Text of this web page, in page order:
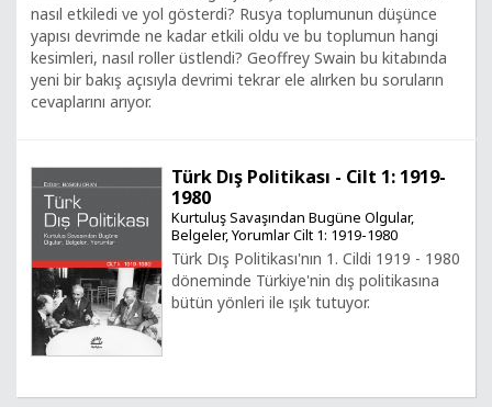
nasıl etkiledi ve yol gösterdi? Rusya toplumunun düşünce
yapısı devrimde ne kadar etkili oldu ve bu toplumun hangi
kesimleri, nasıl roller üstlendi? Geoffrey Swain bu kitabında
yeni bir bakış açısıyla devrimi tekrar ele alırken bu soruların
cevaplarını arıyor.
Türk Dış Politikası - Cilt 1: 1919-
1980
Kurtuluş Savaşından Bugüne Olgular,
Belgeler, Yorumlar Cilt 1: 1919-1980
Türk Dış Politikası'nın 1. Cildi 1919 - 1980
döneminde Türkiye'nin dış politikasına
bütün yönleri ile ışık tutuyor.